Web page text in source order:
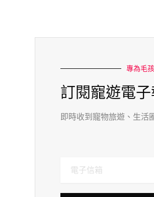
專為毛
訂閱寵遊電子
即時收到寵物旅遊、生活